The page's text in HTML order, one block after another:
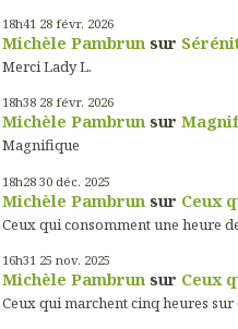
18h41 28 févr. 2026
Michèle Pambrun sur
Merci Lady L.
18h38 28 févr. 2026
Michèle Pambrun sur
Magnifique
18h28 30 déc. 2025
Michèle Pambrun sur Ceux
Ceux qui consomment une heure
16h31 25 nov. 2025
Michèle Pambrun sur Ceux
Ceux qui marchent cinq heures sur